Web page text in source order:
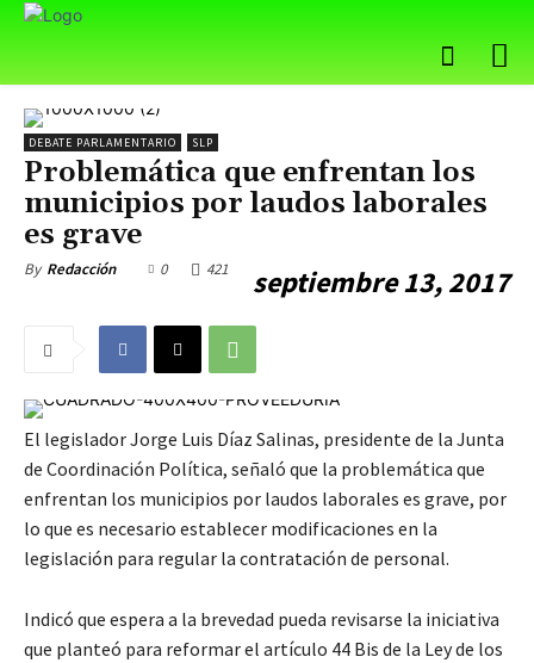
DEBATE PARLAMENTARIO SLP
Problemática que enfrentan los
municipios por laudos laborales
es grave
By Redacción septiembre 13, 2017
0 421
El legislador Jorge Luis Díaz Salinas, presidente de la Junta
de Coordinación Política, señaló que la problemática que
enfrentan los municipios por laudos laborales es grave, por
lo que es necesario establecer modificaciones en la
legislación para regular la contratación de personal.
Indicó que espera a la brevedad pueda revisarse la iniciativa
que planteó para reformar el artículo 44 Bis de la Ley de los